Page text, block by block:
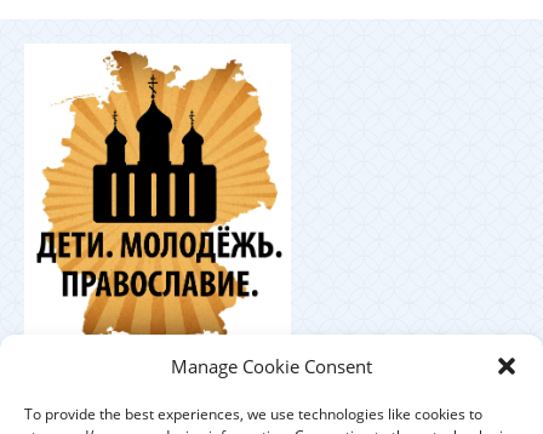
Manage Cookie Consent
To provide the best experiences, we use technologies like cookies to
центр по работе с православной молодёжью в
Германии